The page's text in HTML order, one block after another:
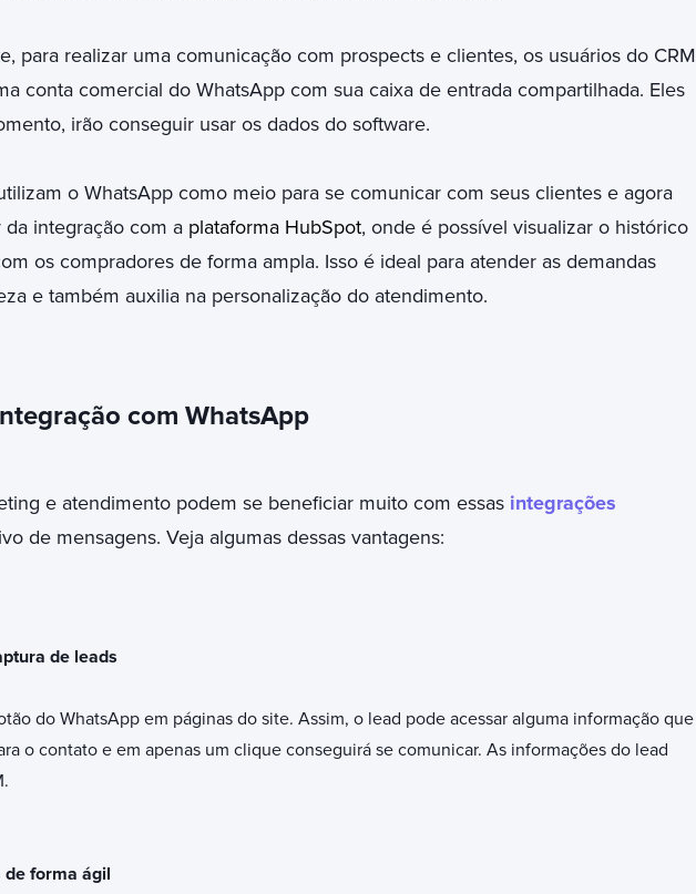
para realizar uma comunicação com prospects e clientes, os usuários do CRM
conta comercial do WhatsApp com sua caixa de entrada compartilhada. Eles
irão conseguir usar os dados do software.
o WhatsApp como meio para se comunicar com seus clientes e agora
integração com a plataforma HubSpot, onde é possível visualizar o histórico
os compradores de forma ampla. Isso é ideal para atender as demandas
e também auxilia na personalização do atendimento.
com WhatsApp
e atendimento podem se beneficiar muito com essas integrações
de mensagens. Veja algumas dessas vantagens:
de leads
do WhatsApp em páginas do site. Assim, o lead pode acessar alguma informação que
o contato e em apenas um clique conseguirá se comunicar. As informações do lead
de forma ágil